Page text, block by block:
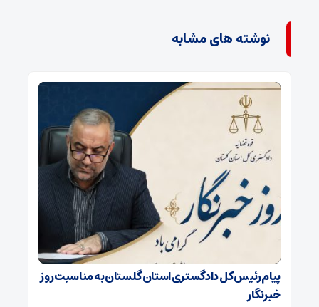
نوشته های مشابه
پیام رئیس کل دادگستری استان گلستان به مناسبت روز
خبرنگار